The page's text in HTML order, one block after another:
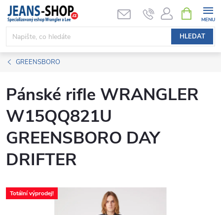
Přejít
obsah
HLEDAT
NÁKUPNÍ
KOŠÍK
GREENSBORO
Pánské rifle WRANGLER
W15QQ821U
GREENSBORO DAY
DRIFTER
Totální výprodej!